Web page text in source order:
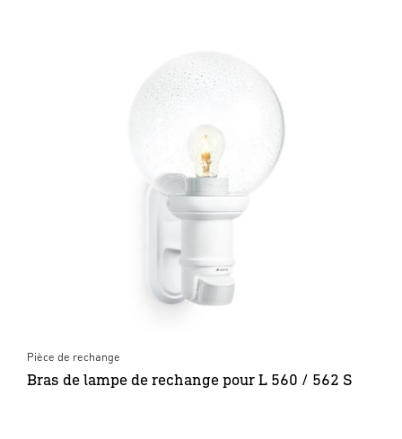
Pièce de rechange
Bras de lampe de rechange pour L 560 / 562 S